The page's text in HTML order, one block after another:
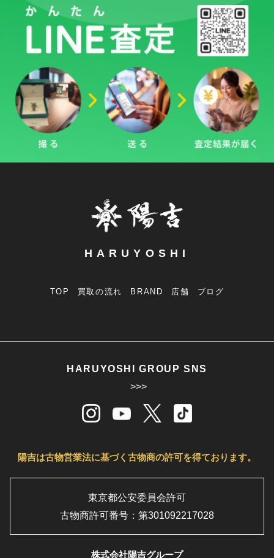
HARUYOSHI
TOP 買取の流れ BRAND 店舗 ブログ
HARUYOSHI GROUP SNS
>>>
陽吉は古物営業法に基づく古物商の許可を得ております。
東京都公安委員会許可
古物商許可番号：第301092217028
株式会社陽吉グループ